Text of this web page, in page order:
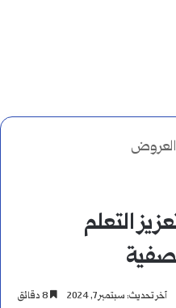
العروض
التعلم
آخر تحديث: سبتمبر 7, 2024